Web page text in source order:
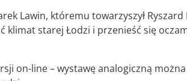
Lawin, któremu towarzyszył
klimat starej Łodzi i przenieść się
on-line – wystawę analogiczną